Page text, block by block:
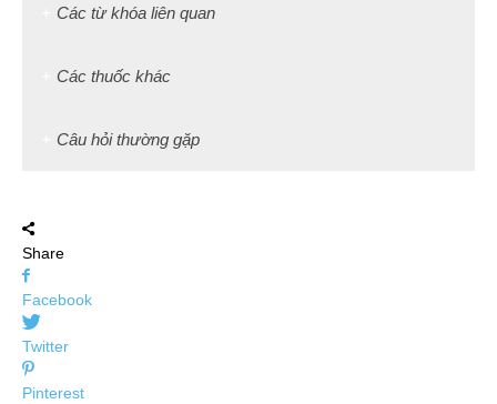
Các từ khóa liên quan
Các thuốc khác
Câu hỏi thường gặp
Share
Facebook
Twitter
Pinterest